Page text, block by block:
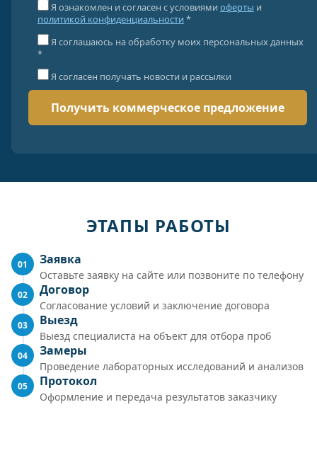
Я ознакомлен и согласен с условиями оферты и
политикой конфиденциальности *
Я соглашаюсь на обработку моих персональных данных
*
Я согласен получать новости и рассылки
ЭТАПЫ РАБОТЫ
01 Заявка
Оставьте заявку на сайте или позвоните по телефону
02 Договор
Согласование условий и заключение договора
03 Выезд
Выезд специалиста на объект для отбора проб
04 Замеры
Проведение лабораторных исследований и анализов
05 Протокол
Оформление и передача результатов заказчику